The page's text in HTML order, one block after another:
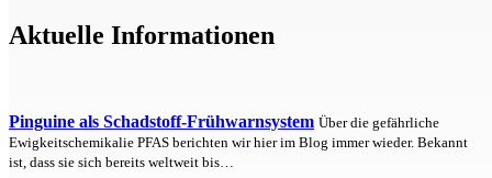
Aktuelle Informationen
Pinguine als Schadstoff-Frühwarnsystem Über die gefährliche
Ewigkeitschemikalie PFAS berichten wir hier im Blog immer wieder. Bekannt
ist, dass sie sich bereits weltweit bis…